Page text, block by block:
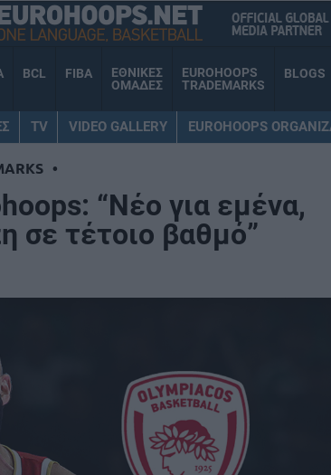
BCL FIBA
ΕΘΝΙΚΕΣ
ΟΜΑΔΕΣ
EUROHOOPS
TRADEMARKS
BLOGS
TV VIDEO GALLERY EUROHOOPS
•
“Νέο για εμένα,
σε τέτοιο βαθμό”